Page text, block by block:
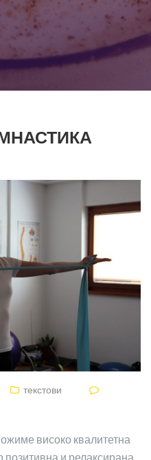
текстови
високо квалитетна
позитивна и релаксирана